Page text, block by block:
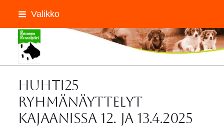
Siirry
sisältöön
Valikko
Kainuun Kennelpiiri ry
Huhti25
ryhmänäyttelyt
Kajaanissa 12. ja 13.4.2025